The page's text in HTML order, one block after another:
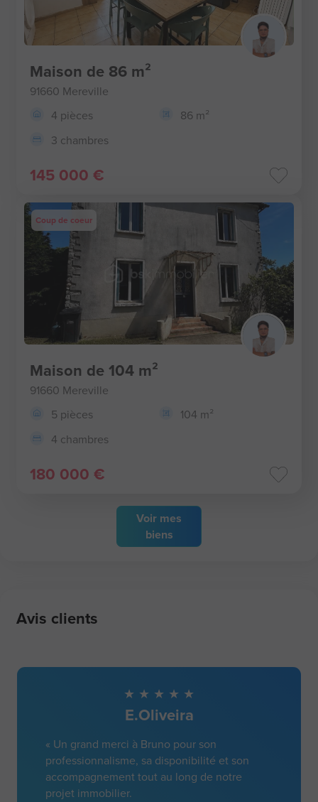
Voir mes
biens
Maison de 86 m²
91660 Mereville
4 pièces
86 m²
3 chambres
145 000 €
Coup de coeur
Maison de 104 m²
91660 Mereville
5 pièces
104 m²
4 chambres
180 000 €
Avis clients
E.Oliveira
« Un grand merci à Bruno pour son
professionnalisme, sa disponibilité et son
accompagnement tout au long de notre
projet immobilier.